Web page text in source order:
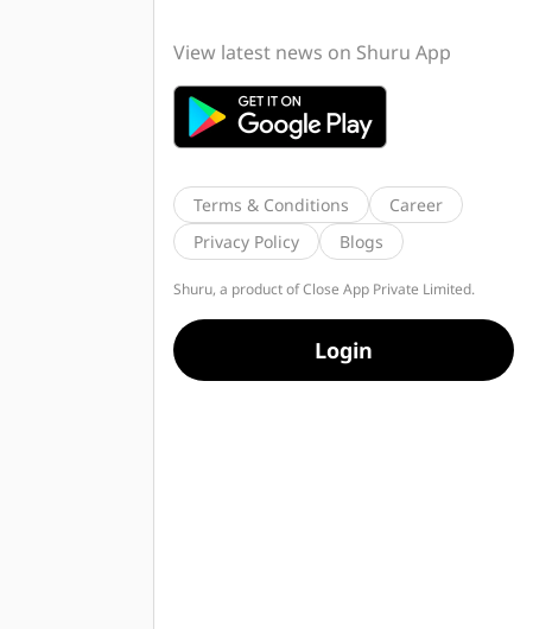
View latest news on Shuru App
Terms & Conditions
Career
Privacy Policy
Blogs
Shuru, a product of Close App Private Limited.
Login